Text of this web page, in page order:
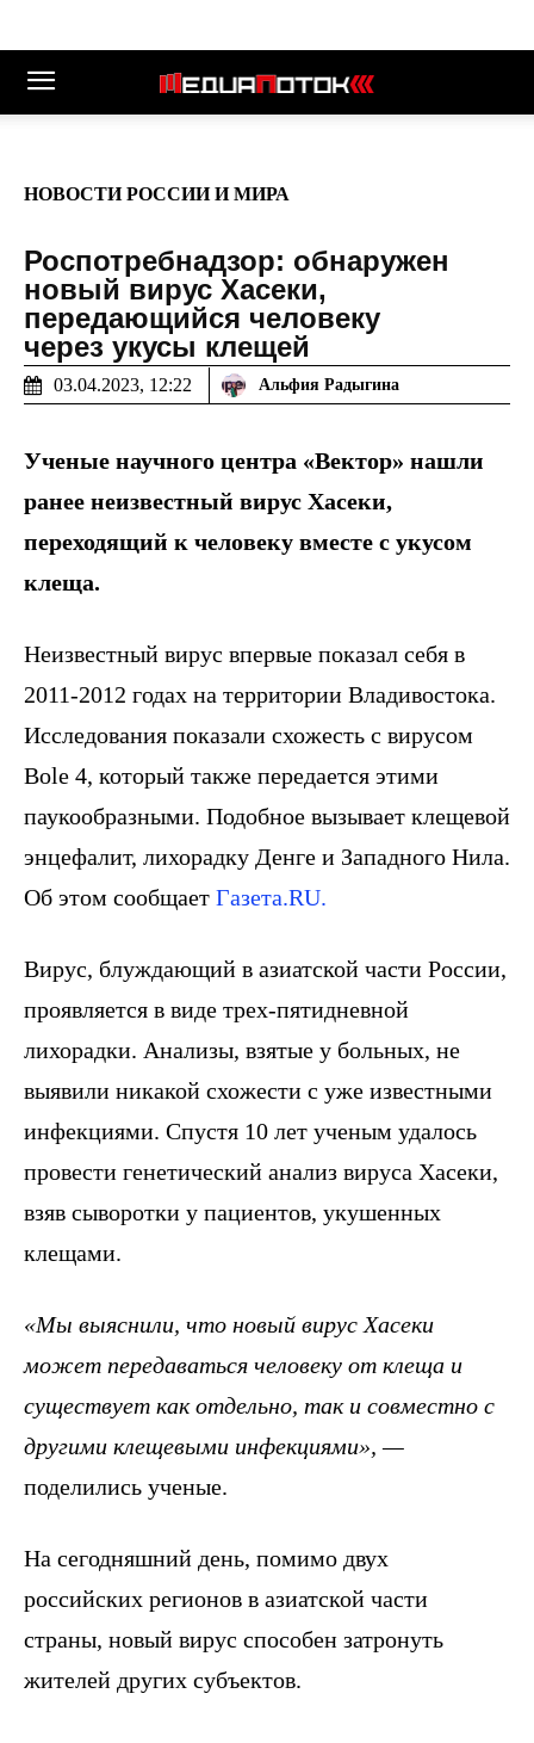
НОВОСТИ РОССИИ И МИРА
Роспотребнадзор: обнаружен
новый вирус Хасеки,
передающийся человеку
через укусы клещей
03.04.2023, 12:22 Альфия Радыгина
Ученые научного центра «Вектор» нашли
ранее неизвестный вирус Хасеки,
переходящий к человеку вместе с укусом
клеща.
Неизвестный вирус впервые показал себя в
2011-2012 годах на территории Владивостока.
Исследования показали схожесть с вирусом
Bole 4, который также передается этими
паукообразными. Подобное вызывает клещевой
энцефалит, лихорадку Денге и Западного Нила.
Об этом сообщает Газета.RU.
Вирус, блуждающий в азиатской части России,
проявляется в виде трех-пятидневной
лихорадки. Анализы, взятые у больных, не
выявили никакой схожести с уже известными
инфекциями. Спустя 10 лет ученым удалось
провести генетический анализ вируса Хасеки,
взяв сыворотки у пациентов, укушенных
клещами.
«Мы выяснили, что новый вирус Хасеки
может передаваться человеку от клеща и
существует как отдельно, так и совместно с
другими клещевыми инфекциями», —
поделились ученые.
На сегодняшний день, помимо двух
российских регионов в азиатской части
страны, новый вирус способен затронуть
жителей других субъектов.